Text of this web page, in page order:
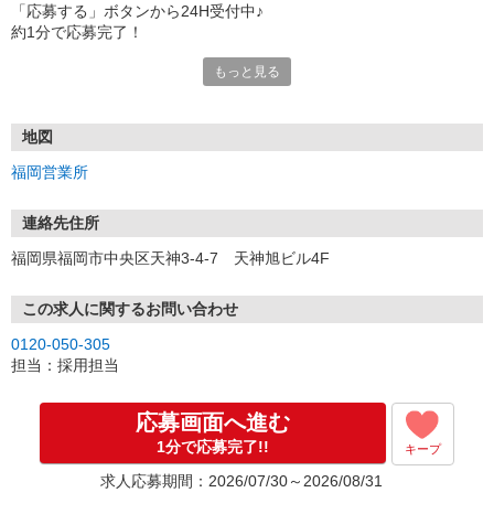
「応募する」ボタンから24H受付中♪
約1分で応募完了！
①応募から3営業日を目安に、メールorお電話でご連絡します。
★スマホでWEB面接（LINEなど）・出張面接・事務所面接と選べま
す
③面接実施（履歴書不要）
※ご希望があれば、職場見学の調整もOKです！
お気軽にご応募ください♪
もっと見る
地図
福岡営業所
連絡先住所
福岡県福岡市中央区天神3-4-7 天神旭ビル4F
この求人に関するお問い合わせ
0120-050-305
担当：採用担当
応募画面へ進む
1分で応募完了!! キープ
求人応募期間：2026/07/30～2026/08/31